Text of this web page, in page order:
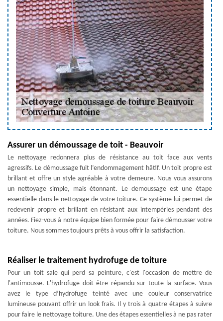
Assurer un démoussage de toit - Beauvoir
Le nettoyage redonnera plus de résistance au toit face aux vents
agressifs. Le démoussage fuit l’endommagement hâtif. Un toit propre est
brillant et offre un style agréable à votre demeure. Nous vous assurons
un nettoyage simple, mais étonnant. Le demoussage est une étape
essentielle dans le nettoyage de votre toiture. Ce système lui permet de
redevenir propre et brillant en résistant aux intempéries pendant des
années. Fiez-vous à notre équipe bien formée pour faire démousser votre
toiture. Nous sommes toujours prêts à vous offrir la satisfaction.
Réaliser le traitement hydrofuge de toiture
Pour un toit sale qui perd sa peinture, c'est l'occasion de mettre de
l'antimousse. L'hydrofuge doit être répandu sur toute la surface. Vous
avez le type d’hydrofuge teinté avec une couleur conservatrice
lumineuse pouvant offrir un look frais. Il y trois à quatre étapes à suivre
pour faire le nettoyage toiture. Une des étapes essentielles à ne pas rater